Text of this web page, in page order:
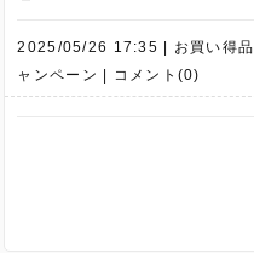
2025/05/26 17:35 お買い得品
ャンペーン
コメント(0)